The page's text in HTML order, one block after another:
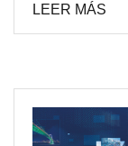
LEER MÁS